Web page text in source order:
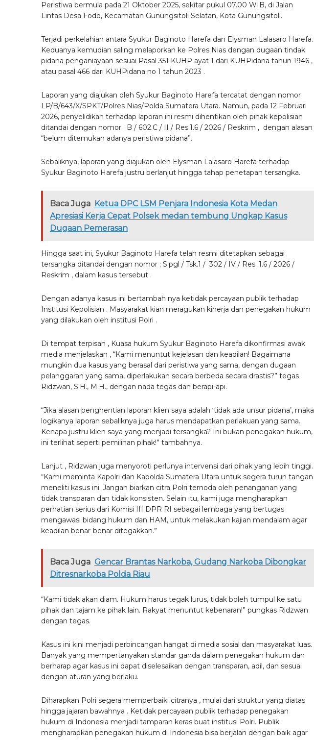
Peristiwa bermula pada 21 Oktober 2025, sekitar pukul 07.00 WIB, di Jalan
Lintas Desa Fodo, Kecamatan Gunungsitoli Selatan, Kota Gunungsitoli.
Terjadi perkelahian antara Syukur Baginoto Harefa dan Elysman Lalasaro Harefa.
Keduanya kemudian saling melaporkan ke Polres Nias dengan dugaan tindak
pidana penganiayaan sesuai Pasal 351 KUHP ayat 1 dari KUHPidana tahun 1946 ,
atau pasal 466 dari KUHPidana no 1 tahun 2023 .
Laporan yang diajukan oleh Syukur Baginoto Harefa tercatat dengan nomor
LP/B/643/X/SPKT/Polres Nias/Polda Sumatera Utara. Namun, pada 12 Februari
2026, penyelidikan terhadap laporan ini resmi dihentikan oleh pihak kepolisian
ditandai dengan nomor ; B / 602.C / II / Res.1.6 / 2026 / Reskrim , dengan alasan
“belum ditemukan adanya peristiwa pidana”.
Sebaliknya, laporan yang diajukan oleh Elysman Lalasaro Harefa terhadap
Syukur Baginoto Harefa justru berlanjut hingga tahap penetapan tersangka.
Baca Juga Ketua DPC LSM Penjara Indonesia Kota Medan
Apresiasi Kerja Cepat Polsek medan tembung Ungkap Kasus
Dugaan Pemerasan
Hingga saat ini, Syukur Baginoto Harefa telah resmi ditetapkan sebagai
tersangka ditandai dengan nomor ; S.pgl / Tsk.1 / 302 / IV / Res .1.6 / 2026 /
Reskrim , dalam kasus tersebut .
Dengan adanya kasus ini bertambah nya ketidak percayaan publik terhadap
Institusi Kepolisian . Masyarakat kian meragukan kinerja dan penegakan hukum
yang dilakukan oleh institusi Polri .
Di tempat terpisah , Kuasa hukum Syukur Baginoto Harefa dikonfirmasi awak
media menjelaskan , “Kami menuntut kejelasan dan keadilan! Bagaimana
mungkin dua kasus yang berasal dari peristiwa yang sama, dengan dugaan
pelanggaran yang sama, diperlakukan secara berbeda secara drastis?” tegas
Ridzwan, S.H., M.H., dengan nada tegas dan berapi-api.
“Jika alasan penghentian laporan klien saya adalah ‘tidak ada unsur pidana’, maka
logikanya laporan sebaliknya juga harus mendapatkan perlakuan yang sama.
Kenapa justru klien saya yang menjadi tersangka? Ini bukan penegakan hukum,
ini terlihat seperti pemilihan pihak!” tambahnya.
Lanjut , Ridzwan juga menyoroti perlunya intervensi dari pihak yang lebih tinggi.
“Kami meminta Kapolri dan Kapolda Sumatera Utara untuk segera turun tangan
meneliti kasus ini. Jangan biarkan citra Polri ternoda oleh penanganan yang
tidak transparan dan tidak konsisten. Selain itu, kami juga mengharapkan
perhatian serius dari Komisi III DPR RI sebagai lembaga yang bertugas
mengawasi bidang hukum dan HAM, untuk melakukan kajian mendalam agar
keadilan benar-benar ditegakkan.”
Baca Juga Gencar Brantas Narkoba, Gudang Narkoba Dibongkar
Ditresnarkoba Polda Riau
“Kami tidak akan diam. Hukum harus tegak lurus, tidak boleh tumpul ke satu
pihak dan tajam ke pihak lain. Rakyat menuntut kebenaran!” pungkas Ridzwan
dengan tegas.
Kasus ini kini menjadi perbincangan hangat di media sosial dan masyarakat luas.
Banyak yang mempertanyakan standar ganda dalam penegakan hukum dan
berharap agar kasus ini dapat diselesaikan dengan transparan, adil, dan sesuai
dengan aturan yang berlaku.
Diharapkan Polri segera memperbaiki citranya , mulai dari struktur yang diatas
hingga jajaran bawahnya . Ketidak percayaan publik terhadap penegakan
hukum di Indonesia menjadi tamparan keras buat institusi Polri. Publik
mengharapkan penegakan hukum di Indonesia bisa berjalan dengan baik agar